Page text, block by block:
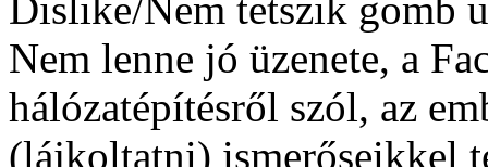
Nem lenne jó üzenete, a
hálózatépítésről szól, az
(lájkoltatni) ismerőseikkel